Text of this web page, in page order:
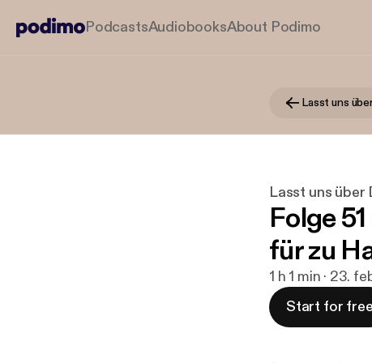
PodcastsAudiobooksAbout Podimo
Lasst uns über
Folge
für zu
1 h 1 min · 23.
Start for free